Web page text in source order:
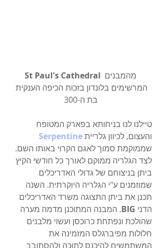
St Paul's Cathedral
המרשימים בלונדון בזכות הכיפה הענקית
בת ה-300
טיילנו לנו בניחותא בפארק המטופח
והעצום, לכיוון גלריית Serpentine
שממוקמת סמוך לאגם הקרוי באותו השם.
לצד הגלריה ממוקם לאורך כל חודשי הקיץ
ביתן בניצוחם של גדולי האדריכלים
שמוזמנים ע"י הגלריה היוקרתית. השנה
תכנן את ביתן התצוגה משרד האדריכלים
הדני BIG. המבנה המתוכנן מדמה מערה
שהולכת ונפתחת כרוכסן ועשוי מלבנים
חלולות מפיברגלס המזמינה את
המשתמשים להיכנס לתוכה ולהסתובב